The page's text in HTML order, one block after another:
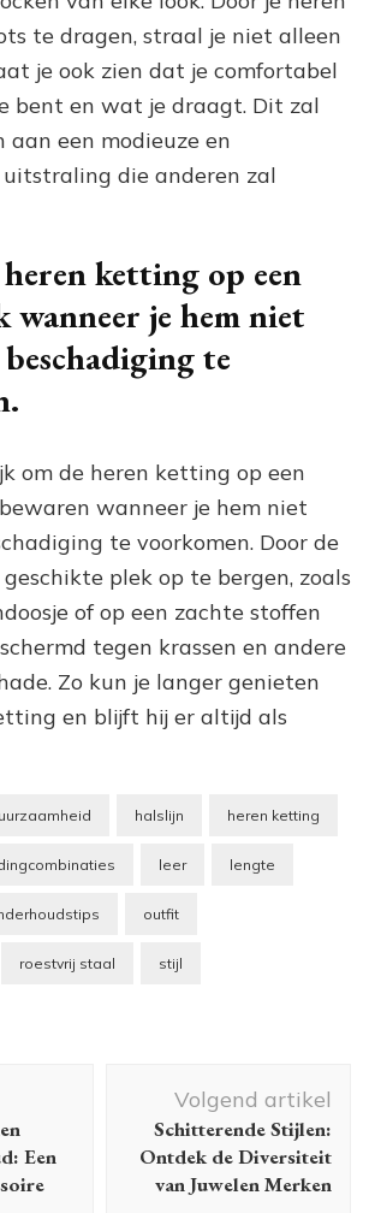
te dragen, straal je niet alleen
je ook zien dat je comfortabel
bent en wat je draagt. Dit zal
aan een modieuze en
uitstraling die anderen zal
ketting op een
wanneer je hem niet
te
om de heren ketting op een
wanneer je hem niet
te voorkomen. Door de
plek op te bergen, zoals
of op een zachte stoffen
tegen krassen en andere
Zo kun je langer genieten
en blijft hij er altijd als
halslijn heren ketting
leer lengte
outfit
roestvrij staal stijl
Een
Volgend artikel
Schitterende Stijlen:
Ontdek de Diversiteit
van Juwelen Merken